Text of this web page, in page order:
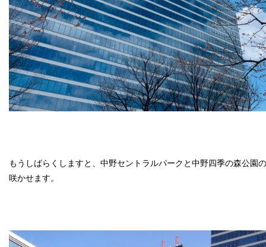
もうしばらくしますと、中野セントラルパークと中野四季の森公園
咲かせます。